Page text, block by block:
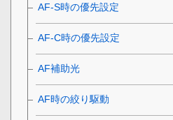
AF-S時の優先設定
AF-C時の優先設定
AF補助光
AF時の絞り駆動